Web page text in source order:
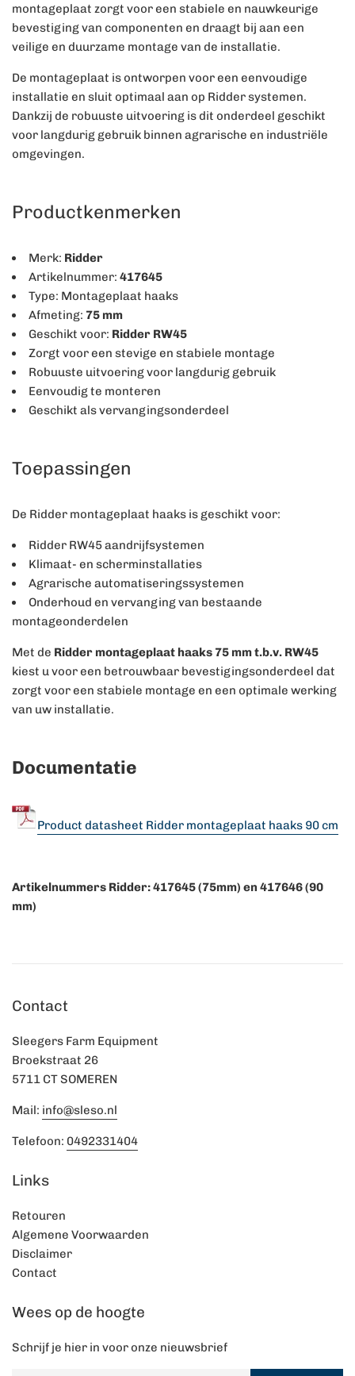
montageplaat zorgt voor een stabiele en nauwkeurige
bevestiging van componenten en draagt bij aan een
veilige en duurzame montage van de installatie.
De montageplaat is ontworpen voor een eenvoudige
installatie en sluit optimaal aan op Ridder systemen.
Dankzij de robuuste uitvoering is dit onderdeel geschikt
voor langdurig gebruik binnen agrarische en industriële
omgevingen.
Productkenmerken
Merk: Ridder
Artikelnummer: 417645
Type: Montageplaat haaks
Afmeting: 75 mm
Geschikt voor: Ridder RW45
Zorgt voor een stevige en stabiele montage
Robuuste uitvoering voor langdurig gebruik
Eenvoudig te monteren
Geschikt als vervangingsonderdeel
Toepassingen
De Ridder montageplaat haaks is geschikt voor:
Ridder RW45 aandrijfsystemen
Klimaat- en scherminstallaties
Agrarische automatiseringssystemen
Onderhoud en vervanging van bestaande
montageonderdelen
Met de Ridder montageplaat haaks 75 mm t.b.v. RW45
kiest u voor een betrouwbaar bevestigingsonderdeel dat
zorgt voor een stabiele montage en een optimale werking
van uw installatie.
Documentatie
Product datasheet Ridder montageplaat haaks 90 cm
Artikelnummers Ridder: 417645 (75mm) en 417646 (90
mm)
Contact
Sleegers Farm Equipment
Broekstraat 26
5711 CT SOMEREN
Mail: info@sleso.nl
Telefoon: 0492331404
Links
Retouren
Algemene Voorwaarden
Disclaimer
Contact
Wees op de hoogte
Schrijf je hier in voor onze nieuwsbrief